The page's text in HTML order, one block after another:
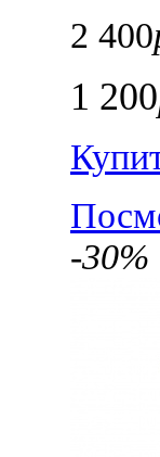
2 400
1 200
-30%